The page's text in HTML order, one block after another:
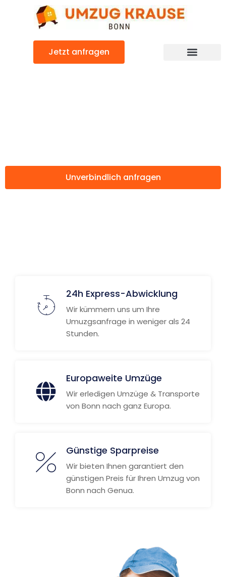
Jetzt anfragen
Unverbindlich anfragen
24h Express-Abwicklung
Wir kümmern uns um Ihre
Umuzgsanfrage in weniger als 24
Stunden.
Europaweite Umzüge
Wir erledigen Umzüge & Transporte
von Bonn nach ganz Europa.
Günstige Sparpreise
Wir bieten Ihnen garantiert den
günstigen Preis für Ihren Umzug von
Bonn nach Genua.